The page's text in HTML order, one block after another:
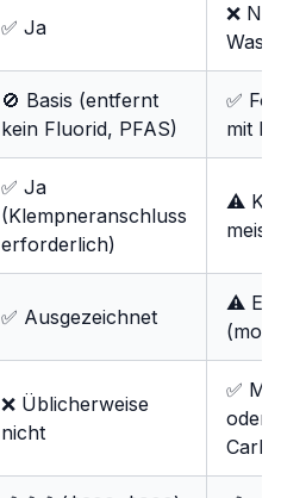
✅ Ja
❌
🚫 Basis (entfernt
kein Fluorid, PFAS)
✅
mit
✅ Ja
(Klempneranschluss
erforderlich)
⚠️
✅ Ausgezeichnet
⚠️
❌ Üblicherweise
nicht
✅
oder